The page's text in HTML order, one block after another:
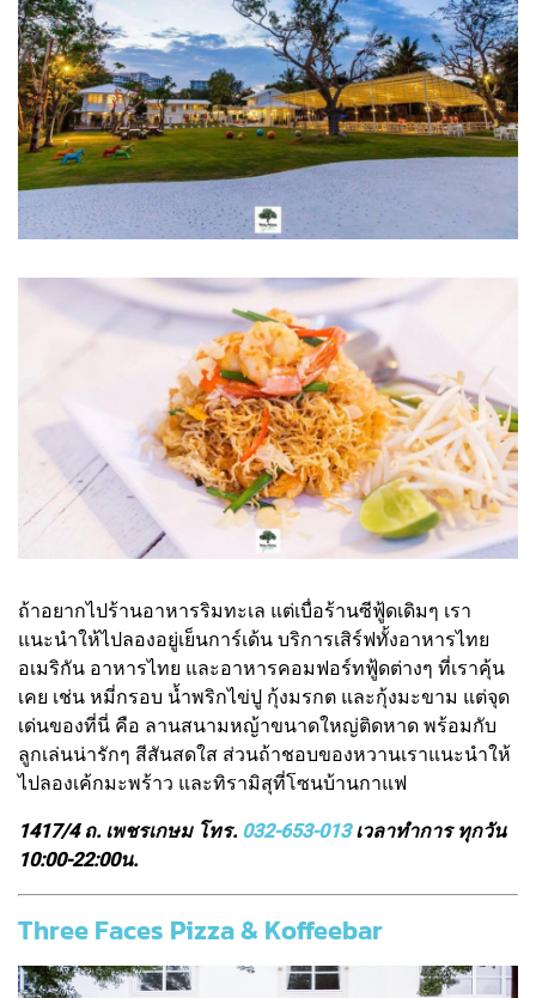
ถ้าอยากไปร้านอาหารริมทะเล แต่เบื่อร้านซีฟู้ดเดิมๆ เรา
แนะนำให้ไปลองอยู่เย็นการ์เด้น บริการเสิร์ฟทั้งอาหารไทย
อเมริกัน อาหารไทย และอาหารคอมฟอร์ทฟู้ดต่างๆ ที่เราคุ้น
เคย เช่น หมี่กรอบ น้ำพริกไข่ปู กุ้งมรกต และกุ้งมะขาม แต่จุด
เด่นของที่นี่ คือ ลานสนามหญ้าขนาดใหญ่ติดหาด พร้อมกับ
ลูกเล่นน่ารักๆ สีสันสดใส ส่วนถ้าชอบของหวานเราแนะนำให้
ไปลองเค้กมะพร้าว และทิรามิสุที่โซนบ้านกาแฟ
1417/4 ถ. เพชรเกษม โทร. 032-653-013เวลาทำการ ทุกวัน
10:00-22:00น.
Three Faces Pizza & Koffeebar